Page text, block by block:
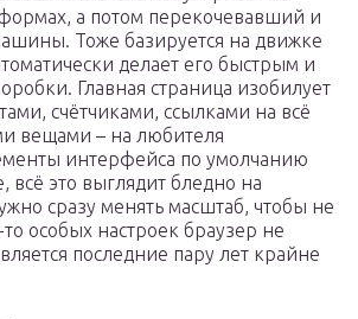
а потом перекочевавший и
Тоже базируется на движке
делает его быстрым и
Главная страница изобилует
счётчиками, ссылками на всё
вещами – на любителя
интерфейса по умолчанию
это выглядит бледно на
сразу менять масштаб, чтобы не
особых настроек браузер не
последние пару лет крайне